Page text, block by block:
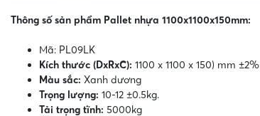
Thông số sản phẩm Pallet nhựa 1100x1100x150mm:
Mã: PL09LK
Kích thước (DxRxC): 1100 x 1100 x 150) mm ±2%
Màu sắc: Xanh dương
Trọng lượng: 10-12 ±0.5kg.
Tải trọng tĩnh: 5000kg